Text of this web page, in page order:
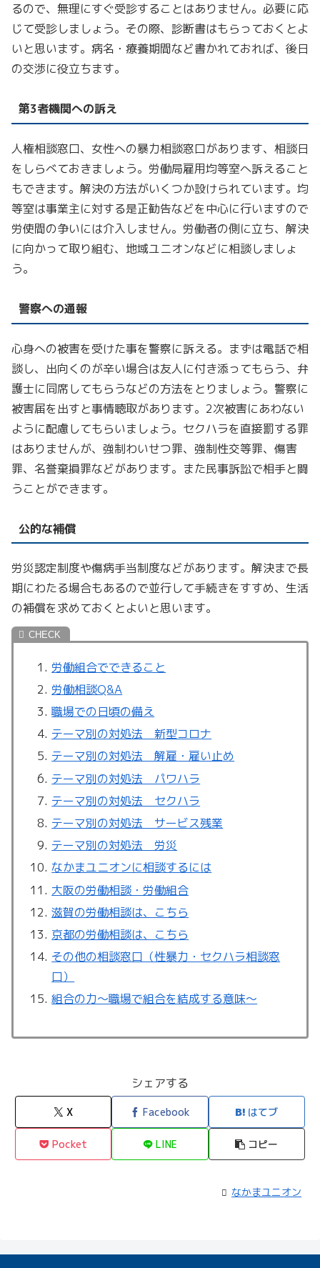
るので、無理にすぐ受診することはありません。必要に応
じて受診しましょう。その際、診断書はもらっておくとよ
いと思います。病名・療養期間など書かれておれば、後日
の交渉に役立ちます。
第3者機関への訴え
人権相談窓口、女性への暴力相談窓口があります、相談日
をしらべておきましょう。労働局雇用均等室へ訴えること
もできます。解決の方法がいくつか設けられています。均
等室は事業主に対する是正勧告などを中心に行いますので
労使間の争いには介入しません。労働者の側に立ち、解決
に向かって取り組む、地域ユニオンなどに相談しましょ
う。
警察への通報
心身への被害を受けた事を警察に訴える。まずは電話で相
談し、出向くのが辛い場合は友人に付き添ってもらう、弁
護士に同席してもらうなどの方法をとりましょう。警察に
被害届を出すと事情聴取があります。2次被害にあわない
ように配慮してもらいましょう。セクハラを直接罰する罪
はありませんが、強制わいせつ罪、強制性交等罪、傷害
罪、名誉棄損罪などがあります。また民事訴訟で相手と闘
うことができます。
公的な補償
労災認定制度や傷病手当制度などがあります。解決まで長
期にわたる場合もあるので並行して手続きをすすめ、生活
の補償を求めておくとよいと思います。
労働組合でできること
労働相談Q&A
職場での日頃の備え
テーマ別の対処法 新型コロナ
テーマ別の対処法 解雇・雇い止め
テーマ別の対処法 パワハラ
テーマ別の対処法 セクハラ
テーマ別の対処法 サービス残業
テーマ別の対処法 労災
なかまユニオンに相談するには
大阪の労働相談・労働組合
滋賀の労働相談は、こちら
京都の労働相談は、こちら
その他の相談窓口（性暴力・セクハラ相談窓
口）
組合の力〜職場で組合を結成する意味〜
シェアする
X Facebook はてブ
Pocket LINE コピー
なかまユニオン